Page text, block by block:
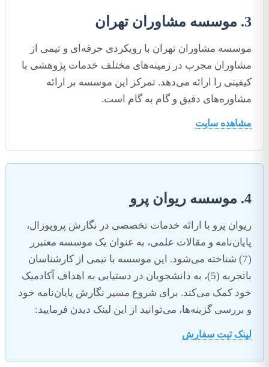
3. موسسه مشاوران تهران
موسسه مشاوران تهران با رویکردی حرفه‌ای و تیمی از
مشاوران مجرب در زمینه‌های مختلف خدمات پژوهشی با
کیفیتی را ارائه می‌دهد. تمرکز این موسسه بر ارائه
مشاوره‌های دقیق و گام به گام است.
مشاهده سایت
4. موسسه ریوان پرو
ریوان پرو با ارائه خدمات تخصصی در نگارش پروپوزال،
پایان‌نامه و مقالات علمی، به عنوان یک موسسه معتبرر
(7) شناخته می‌شود. این موسسه با تیمی از کارشناسان
باتجربه (5)، به دانشجویان در دستیابی به اهداف آکادمیک
خود کمک می‌کند. برای شروع مسیر نگارش پایان‌نامه خود
و بررسی گزینه‌ها، می‌توانید از این لینک دیدن فرمایید:
لینک ثبت سفارش